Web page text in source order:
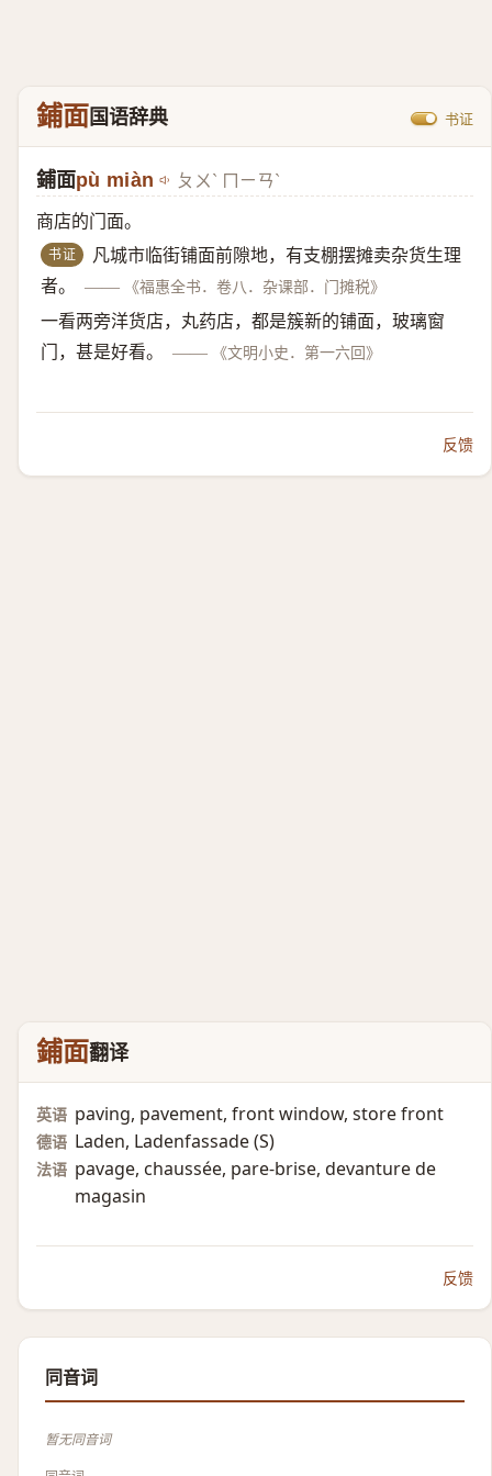
鋪面国语辞典 书证
鋪面pù miàn ㄆㄨˋ ㄇㄧㄢˋ
商店的门面。
书证
凡城市临街铺面前隙地，有支棚摆摊卖杂货生理
者。
—— 《福惠全书．卷八．杂课部．门摊税》
一看两旁洋货店，丸药店，都是簇新的铺面，玻璃窗
门，甚是好看。
—— 《文明小史．第一六回》
反馈
鋪面翻译
英语 paving, pavement, front window, store front
德语 Laden, Ladenfassade (S)​
法语 pavage, chaussée, pare-brise, devanture de
magasin
反馈
同音词
暂无同音词